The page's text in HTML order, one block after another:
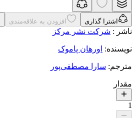
اشترا گذاری افزودن به علاقه‌مندی
ناشر : شرکت نشر مرکز
نویسنده: اورهان پاموک
مترجم: سارا مصطفی‌پور
مقدار
1